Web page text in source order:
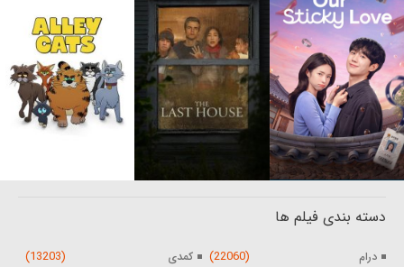
دسته بندی فیلم ها
درام (22060) کمدی (13203)